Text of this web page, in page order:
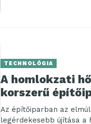
TECHNOLÓGIA
A homlokzati
korszerű
Az építőiparban az
legérdekesebb újítása a